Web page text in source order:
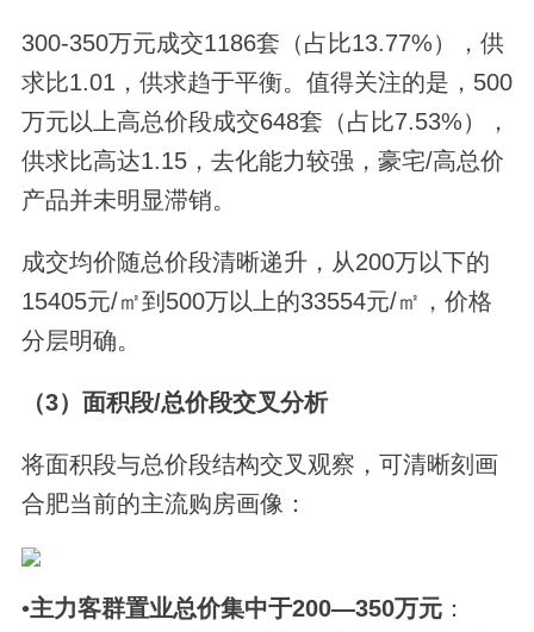
300-350万元成交1186套（占比13.77%），供
求比1.01，供求趋于平衡。值得关注的是，500
万元以上高总价段成交648套（占比7.53%），
供求比高达1.15，去化能力较强，豪宅/高总价
产品并未明显滞销。
成交均价随总价段清晰递升，从200万以下的
15405元/㎡到500万以上的33554元/㎡，价格
分层明确。
（3）面积段/总价段交叉分析
将面积段与总价段结构交叉观察，可清晰刻画
合肥当前的主流购房画像：
•主力客群置业总价集中于200—350万元：